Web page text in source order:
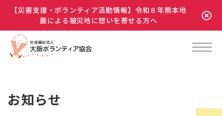
【災害支援・ボランティア活動情報】令和８年熊本地
震による被災地に想いを寄せる方へ
お知らせ